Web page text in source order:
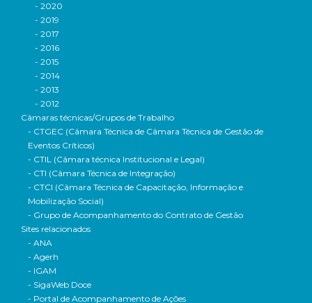
- 2020
- 2019
- 2017
- 2016
- 2015
- 2014
- 2013
- 2012
Câmaras técnicas/Grupos de Trabalho
- CTGEC (Câmara Técnica de Câmara Técnica de Gestão de
Eventos Críticos)
- CTIL (Câmara técnica Institucional e Legal)
- CTI (Câmara Técnica de Integração)
- CTCI (Câmara Técnica de Capacitação, Informação e
Mobilização Social)
- Grupo de Acompanhamento do Contrato de Gestão
Sites relacionados
- ANA
- Agerh
- IGAM
- SigaWeb Doce
- Portal de Acompanhamento de Ações